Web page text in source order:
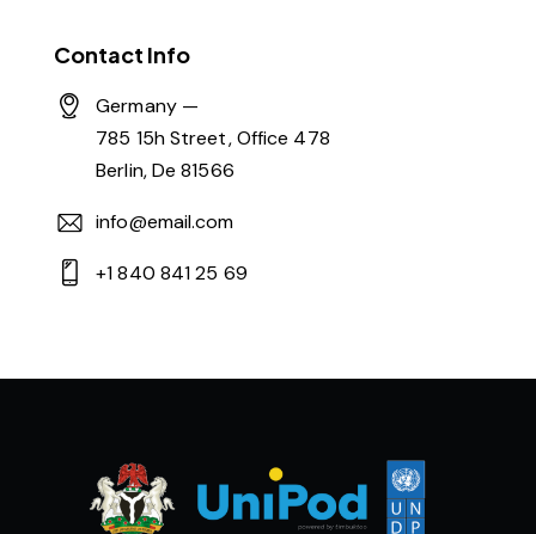
Contact Info
Germany —
785 15h Street, Office 478
Berlin, De 81566
info@email.com
+1 840 841 25 69